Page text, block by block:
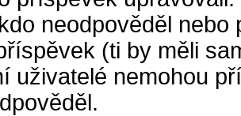
neodpověděl
(ti by měli
uživatelé nemohou